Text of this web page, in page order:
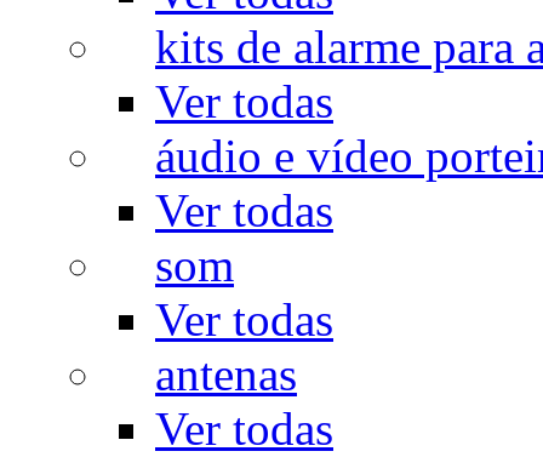
kits de alarme para
Ver todas
áudio e vídeo
Ver todas
som
Ver todas
antenas
Ver todas